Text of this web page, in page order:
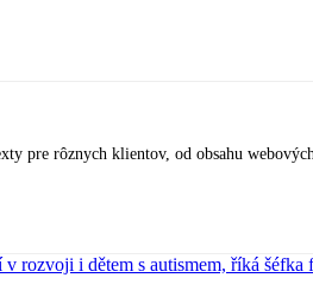
pre rôznych klientov, od obsahu
v rozvoji i dětem s autismem, říká